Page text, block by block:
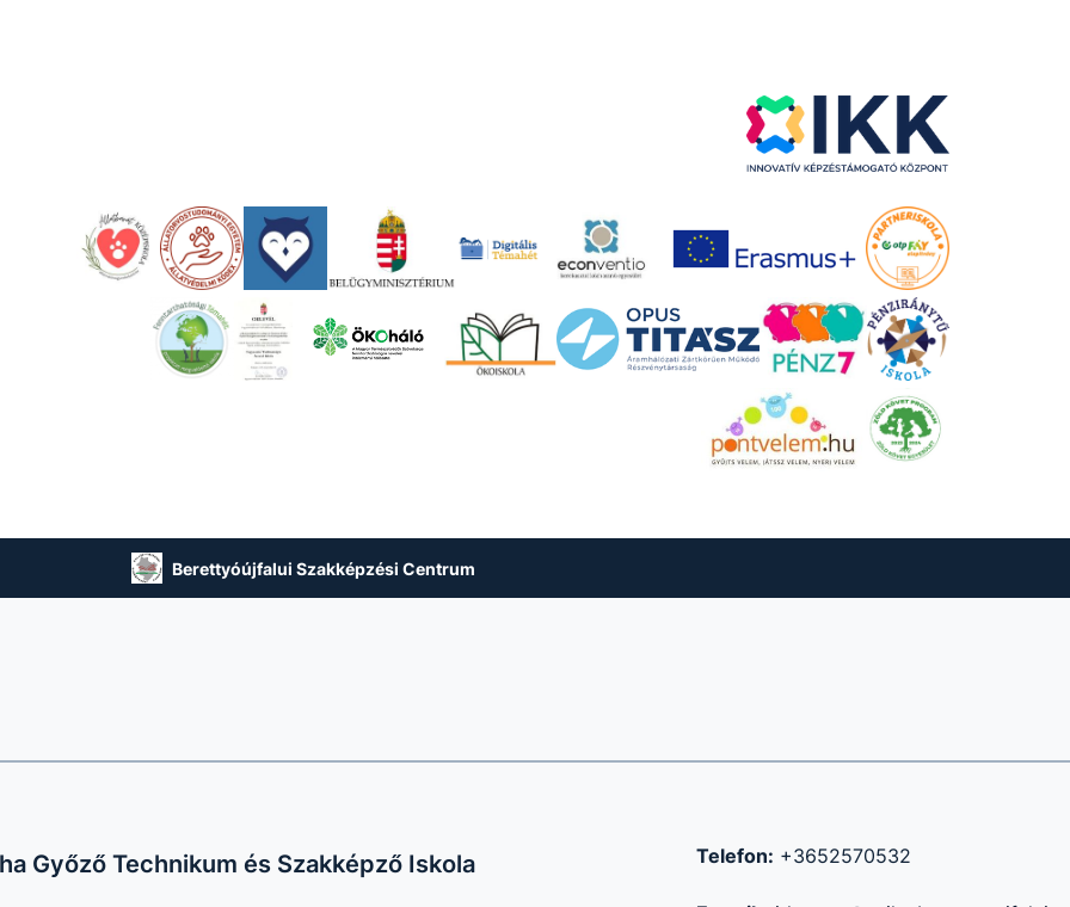
Berettyóújfalui Szakképzési Centrum
Győző Technikum és Szakképző Iskola Telefon: +3652570532